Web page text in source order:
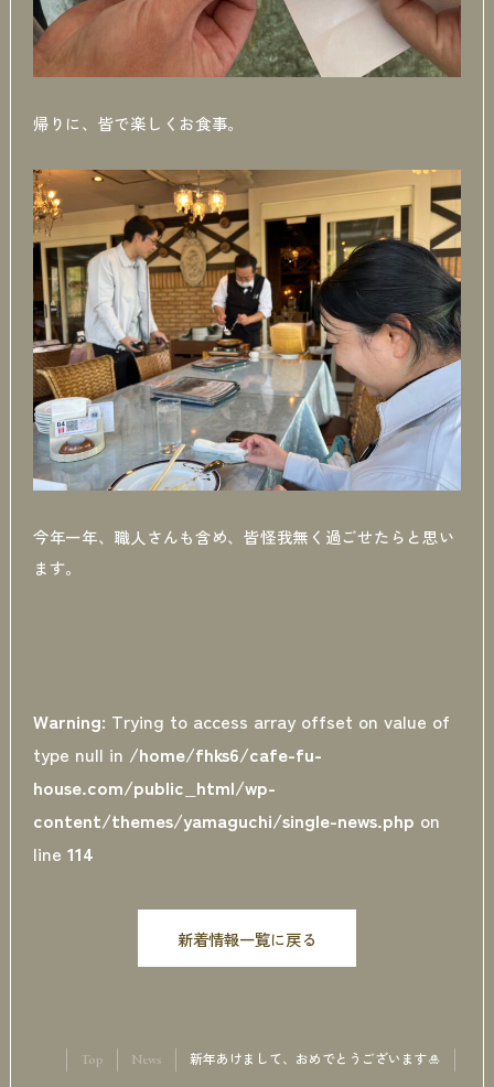
帰りに、皆で楽しくお食事。
今年一年、職人さんも含め、皆怪我無く過ごせたらと思い
ます。
Warning: Trying to access array offset on value of
type null in /home/fhks6/cafe-fu-
house.com/public_html/wp-
content/themes/yamaguchi/single-news.php on
line 114
新着情報一覧に戻る
Top News 新年あけまして、おめでとうございます🎍